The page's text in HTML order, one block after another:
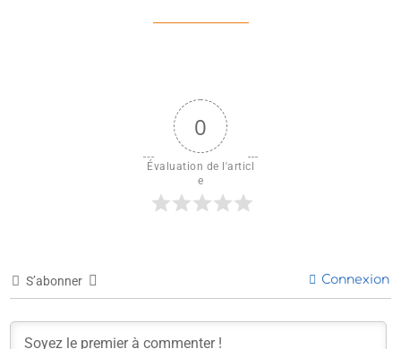
0
Évaluation de l'articl
e
S’abonner Connexion